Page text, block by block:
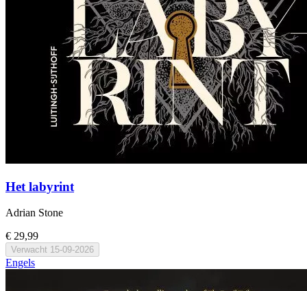
Het labyrint
Adrian Stone
€ 29,99
Verwacht 15-09-2026
Engels